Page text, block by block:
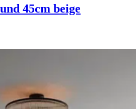
45cm beige